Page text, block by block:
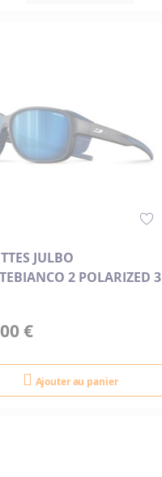
JULBO
2 POLARIZED 3
€
Ajouter au panier